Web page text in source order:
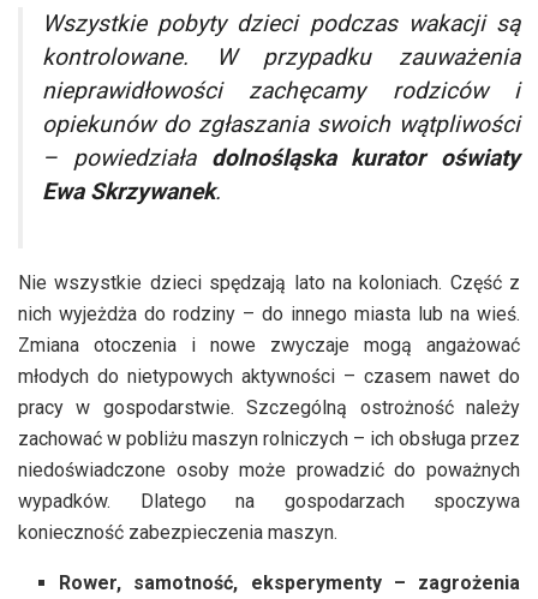
Wszystkie pobyty dzieci podczas wakacji są
kontrolowane. W przypadku zauważenia
nieprawidłowości zachęcamy rodziców i
opiekunów do zgłaszania swoich wątpliwości
– powiedziała dolnośląska kurator oświaty
Ewa Skrzywanek.
Nie wszystkie dzieci spędzają lato na koloniach. Część z
nich wyjeżdża do rodziny – do innego miasta lub na wieś.
Zmiana otoczenia i nowe zwyczaje mogą angażować
młodych do nietypowych aktywności – czasem nawet do
pracy w gospodarstwie. Szczególną ostrożność należy
zachować w pobliżu maszyn rolniczych – ich obsługa przez
niedoświadczone osoby może prowadzić do poważnych
wypadków. Dlatego na gospodarzach spoczywa
konieczność zabezpieczenia maszyn.
Rower, samotność, eksperymenty – zagrożenia